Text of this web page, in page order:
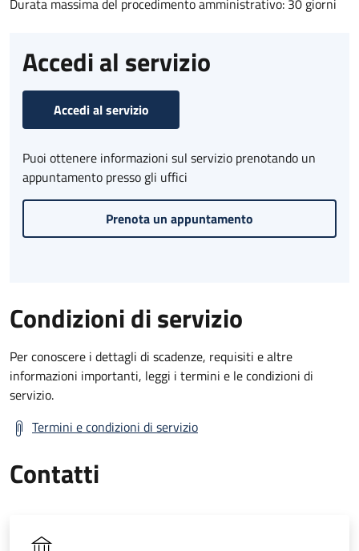
Accedi al servizio
Accedi al servizio
Puoi ottenere informazioni sul servizio prenotando un
appuntamento presso gli uffici
Prenota un appuntamento
Condizioni di servizio
Per conoscere i dettagli di scadenze, requisiti e altre
informazioni importanti, leggi i termini e le condizioni di
servizio.
Termini e condizioni di servizio
Contatti